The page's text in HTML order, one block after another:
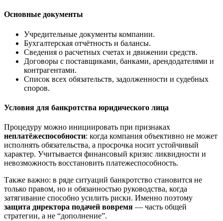
Основные документы
Учредительные документы компании.
Бухгалтерская отчётность и балансы.
Сведения о расчетных счетах и движении средств.
Договоры с поставщиками, банками, арендодателями и
контрагентами.
Список всех обязательств, задолженности и судебных
споров.
Условия для банкротства юридического лица
Процедуру можно инициировать при признаках
неплатёжеспособности: когда компания объективно не может
исполнять обязательства, а просрочка носит устойчивый
характер. Учитывается финансовый кризис ликвидности и
невозможность восстановить платежеспособность.
Также важно: в ряде ситуаций банкротство становится не
только правом, но и обязанностью руководства, когда
затягивание способно усилить риски. Именно поэтому
защита директора подачей вовремя — часть общей
стратегии, а не “дополнение”.